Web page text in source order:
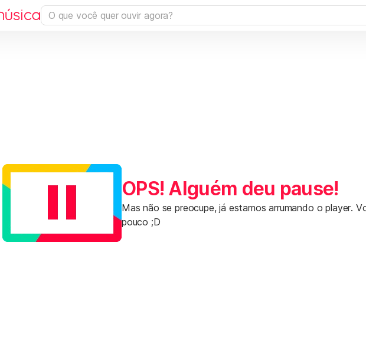
OPS! Alguém deu pause!
Mas não se preocupe, já estamos arrumando o player.
pouco ;D